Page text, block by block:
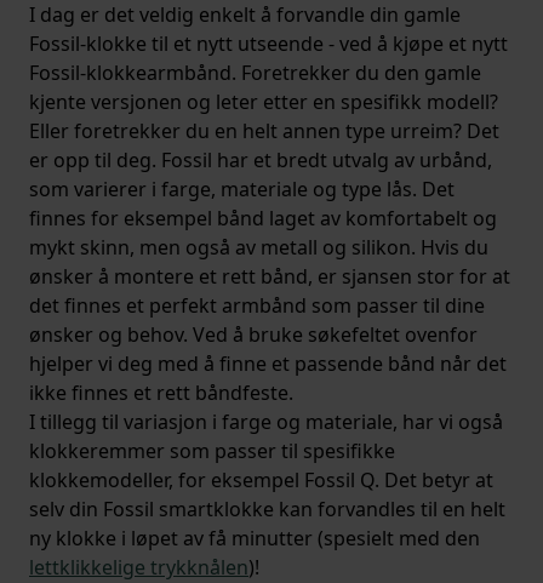
I dag er det veldig enkelt å forvandle din gamle
Fossil-klokke til et nytt utseende - ved å kjøpe et nytt
Fossil-klokkearmbånd. Foretrekker du den gamle
kjente versjonen og leter etter en spesifikk modell?
Eller foretrekker du en helt annen type urreim? Det
er opp til deg. Fossil har et bredt utvalg av urbånd,
som varierer i farge, materiale og type lås. Det
finnes for eksempel bånd laget av komfortabelt og
mykt skinn, men også av metall og silikon. Hvis du
ønsker å montere et rett bånd, er sjansen stor for at
det finnes et perfekt armbånd som passer til dine
ønsker og behov. Ved å bruke søkefeltet ovenfor
hjelper vi deg med å finne et passende bånd når det
ikke finnes et rett båndfeste.
I tillegg til variasjon i farge og materiale, har vi også
klokkeremmer som passer til spesifikke
klokkemodeller, for eksempel Fossil Q. Det betyr at
selv din Fossil smartklokke kan forvandles til en helt
ny klokke i løpet av få minutter (spesielt med den
lettklikkelige trykknålen)!